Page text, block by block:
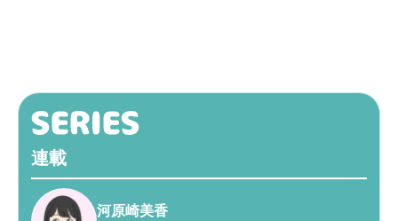
連載
河原崎美香